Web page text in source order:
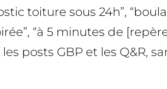
toiture sous 24h”,
“à 5 minutes de
les posts GBP et les Q&R,